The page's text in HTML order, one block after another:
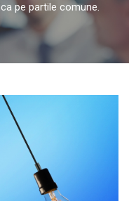
pe partile comune.